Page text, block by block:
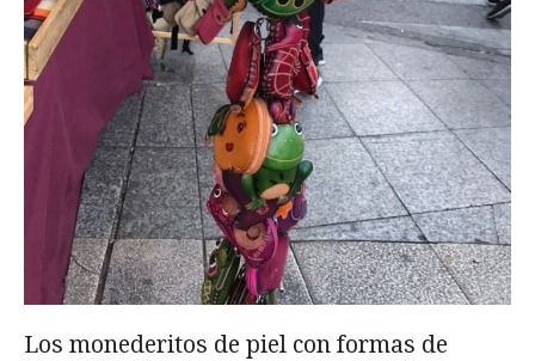
Los monederitos de piel con formas de